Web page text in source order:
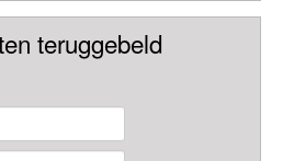
teruggebeld